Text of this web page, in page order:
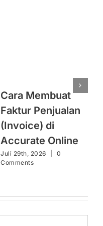
Cara Membuat
Faktur Penjualan
(Invoice) di
Accurate Online
Juli 29th, 2026
0
Comments